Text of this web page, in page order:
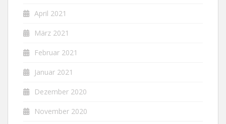
April 2021
März 2021
Februar 2021
Januar 2021
Dezember 2020
November 2020